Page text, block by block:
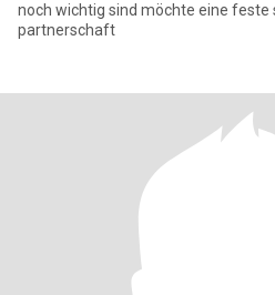
noch wichtig sind möchte eine feste
partnerschaft